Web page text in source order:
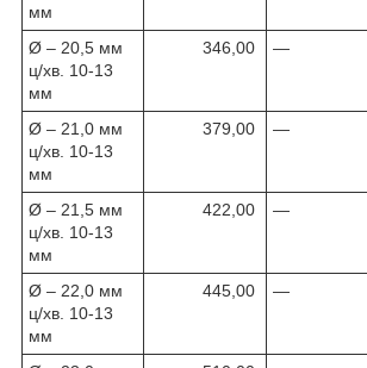
мм
Ø – 20,5 мм
ц/хв. 10-13
мм
346,00 —
Ø – 21,0 мм
ц/хв. 10-13
мм
379,00 —
Ø – 21,5 мм
ц/хв. 10-13
мм
422,00 —
Ø – 22,0 мм
ц/хв. 10-13
мм
445,00 —